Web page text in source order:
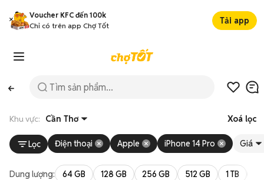
Voucher KFC đến 100k
Chỉ có trên app Chợ Tốt
Tải app
Khu vực: Cần Thơ Xoá lọc
Lọc Điện thoại Apple iPhone 14 Pro Giá
Dung lượng: 64 GB 128 GB 256 GB 512 GB 1 TB